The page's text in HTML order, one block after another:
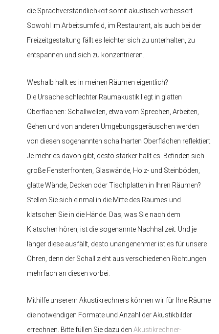
die Sprachverständlichkeit somit akustisch verbessert.
Sowohl im Arbeitsumfeld, im Restaurant, als auch bei der
Freizeitgestaltung fällt es leichter sich zu unterhalten, zu
entspannen und sich zu konzentrieren.
Weshalb hallt es in meinen Räumen eigentlich?
Die Ursache schlechter Raumakustik liegt in glatten
Oberflächen: Schallwellen, etwa vom Sprechen, Arbeiten,
Gehen und von anderen Umgebungsgeräuschen werden
von diesen sogenannten schallharten Oberflächen reflektiert.
Je mehr es davon gibt, desto stärker hallt es. Befinden sich
große Fensterfronten, Glaswände, Holz- und Steinböden,
glatte Wände, Decken oder Tischplatten in Ihren Räumen?
Stellen Sie sich einmal in die Mitte des Raumes und
klatschen Sie in die Hände. Das, was Sie nach dem
Klatschen hören, ist die sogenannte Nachhallzeit. Und je
länger diese ausfällt, desto unangenehmer ist es für unsere
Ohren, denn der Schall zieht aus verschiedenen Richtungen
mehrfach an diesen vorbei.
Mithilfe unserem Akustikrechners können wir für Ihre Räume
die notwendigen Formate und Anzahl der Akustikbilder
errechnen. Bitte füllen Sie dazu den Akustikrechner-